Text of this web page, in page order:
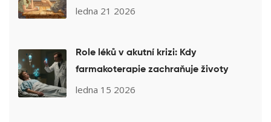
ledna 21 2026
Role léků v akutní krizi: Kdy
farmakoterapie zachraňuje životy
ledna 15 2026